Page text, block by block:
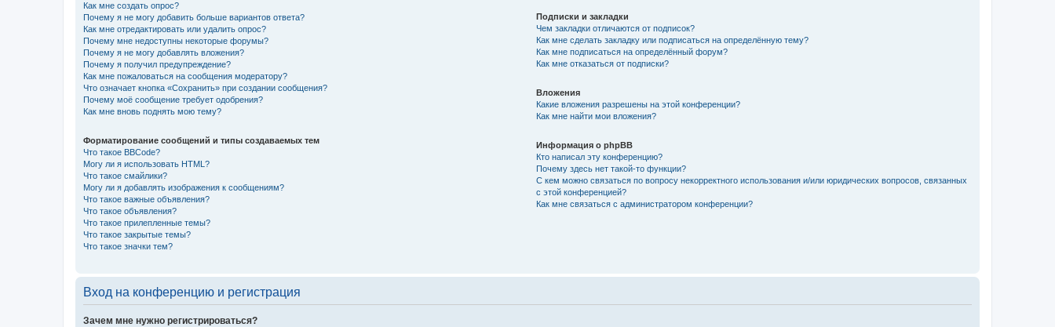
Как мне создать опрос?
Почему я не могу добавить больше вариантов ответа?
Как мне отредактировать или удалить опрос?
Почему мне недоступны некоторые форумы?
Почему я не могу добавлять вложения?
Почему я получил предупреждение?
Как мне пожаловаться на сообщения модератору?
Что означает кнопка «Сохранить» при создании сообщения?
Почему моё сообщение требует одобрения?
Как мне вновь поднять мою тему?
Форматирование сообщений и типы создаваемых тем
Что такое BBCode?
Могу ли я использовать HTML?
Что такое смайлики?
Могу ли я добавлять изображения к сообщениям?
Что такое важные объявления?
Что такое объявления?
Что такое прилепленные темы?
Что такое закрытые темы?
Что такое значки тем?
Подписки и закладки
Чем закладки отличаются от подписок?
Как мне сделать закладку или подписаться на определённую тему?
Как мне подписаться на определённый форум?
Как мне отказаться от подписки?
Вложения
Какие вложения разрешены на этой конференции?
Как мне найти мои вложения?
Информация о phpBB
Кто написал эту конференцию?
Почему здесь нет такой-то функции?
С кем можно связаться по вопросу некорректного использования и/или юридических вопросов, связанных
с этой конференцией?
Как мне связаться с администратором конференции?
Вход на конференцию и регистрация
Зачем мне нужно регистрироваться?